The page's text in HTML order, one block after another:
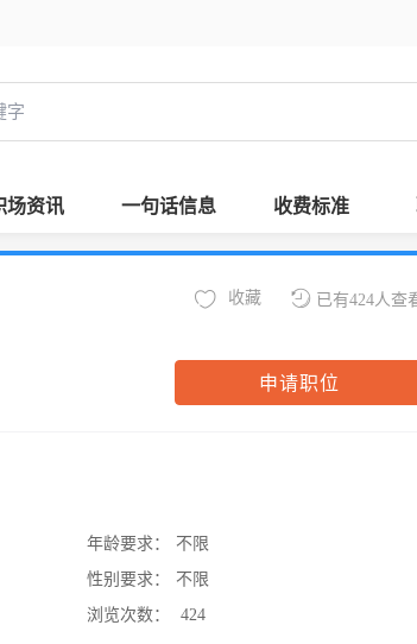
场资讯 一句话信息 收费标准
已有424人查
收藏
申请职位
年龄要求：
不限
性别要求：
不限
浏览次数：
424